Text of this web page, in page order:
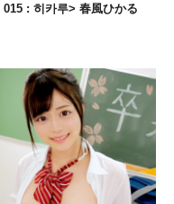
: 히카루> 春風ひかる